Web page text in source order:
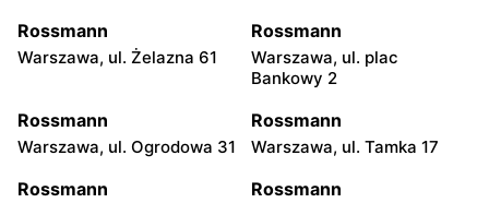
Rossmann
Warszawa, ul. Żelazna 61
Rossmann
Warszawa, ul. plac
Bankowy 2
Rossmann
Warszawa, ul. Ogrodowa 31
Rossmann
Warszawa, ul. Tamka 17
Rossmann Rossmann